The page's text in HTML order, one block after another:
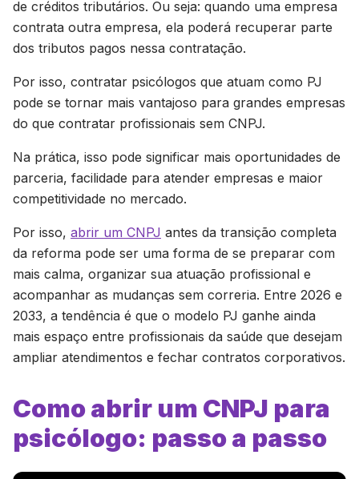
de créditos tributários. Ou seja: quando uma empresa
contrata outra empresa, ela poderá recuperar parte
dos tributos pagos nessa contratação.
Por isso, contratar psicólogos que atuam como PJ
pode se tornar mais vantajoso para grandes empresas
do que contratar profissionais sem CNPJ.
Na prática, isso pode significar mais oportunidades de
parceria, facilidade para atender empresas e maior
competitividade no mercado.
Por isso, abrir um CNPJ antes da transição completa
da reforma pode ser uma forma de se preparar com
mais calma, organizar sua atuação profissional e
acompanhar as mudanças sem correria. Entre 2026 e
2033, a tendência é que o modelo PJ ganhe ainda
mais espaço entre profissionais da saúde que desejam
ampliar atendimentos e fechar contratos corporativos.
Como abrir um CNPJ para
psicólogo: passo a passo